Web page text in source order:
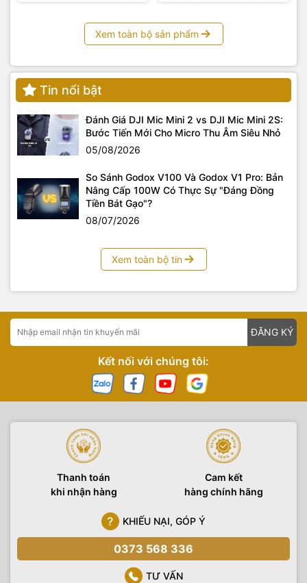
Xem toàn bộ sản phẩm
Tin nổi bật
Đánh Giá DJI Mic Mini 2 vs DJI Mic Mini 2S:
Bước Tiến Mới Cho Micro Thu Âm Siêu Nhỏ
05/08/2026
So Sánh Godox V100 Và Godox V1 Pro: Bản
Nâng Cấp 100W Có Thực Sự "Đáng Đồng
Tiền Bát Gạo"?
08/07/2026
Xem toàn bộ tin
ĐĂNG KÝ
Kết nối với chúng tôi:
Thanh toán
khi nhận hàng
Cam kết
hàng chính hãng
KHIẾU NẠI, GÓP Ý
0373 568 336
TƯ VẤN